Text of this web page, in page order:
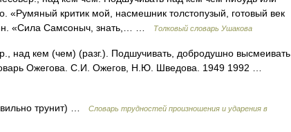
«Румяный критик мой, насмешник толстопузый, готовый век
«Сила Самсоныч, знать,… …
Толковый словарь Ушакова
кем (чем) (разг.). Подшучивать, добродушно высмеивать
Ожегова. С.И. Ожегов, Н.Ю. Шведова. 1949 1992 …
трунит) …
Словарь трудностей произношения и ударения в